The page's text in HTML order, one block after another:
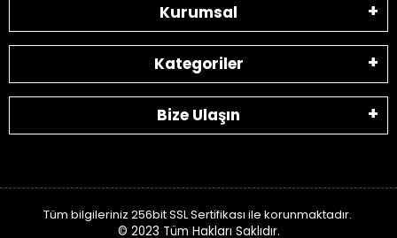
Kurumsal
Kategoriler
Bize Ulaşın
Tüm bilgileriniz 256bit SSL Sertifikası ile korunmaktadır.
© 2023 Tüm Hakları Saklıdır.